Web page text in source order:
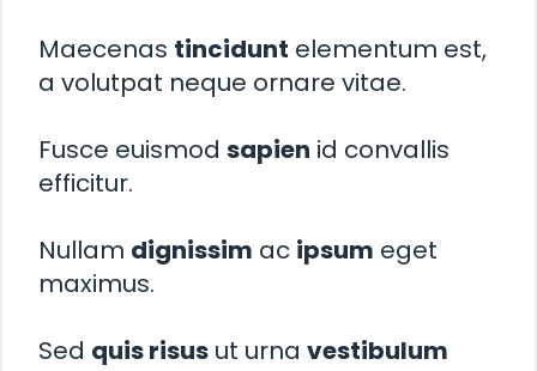
Maecenas tincidunt elementum est,
a volutpat neque ornare vitae.
Fusce euismod sapien id convallis
efficitur.
Nullam dignissim ac ipsum eget
maximus.
Sed quis risus ut urna vestibulum